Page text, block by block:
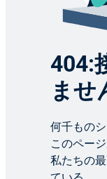
404:
ませ
何千もの
このペー
私たちの